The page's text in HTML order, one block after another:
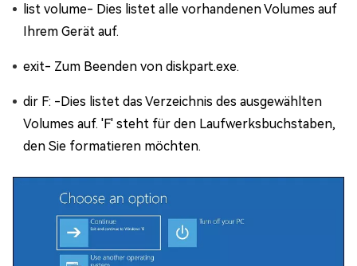
list volume- Dies listet alle vorhandenen Volumes auf
Ihrem Gerät auf.
exit- Zum Beenden von diskpart.exe.
dir F: -Dies listet das Verzeichnis des ausgewählten
Volumes auf. 'F' steht für den Laufwerksbuchstaben,
den Sie formatieren möchten.